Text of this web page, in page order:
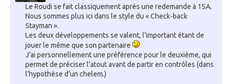
Le Roudi se fait classiquement après une redemande à 1SA.
Nous sommes plus ici dans le style du « Check-back
Stayman ».
Les deux développements se valent, l’important étant de
jouer le même que son partenaire
J’ai personnellement une préférence pour le deuxième, qui
permet de préciser l’atout avant de partir en contrôles (dans
l’hypothèse d’un chelem.)